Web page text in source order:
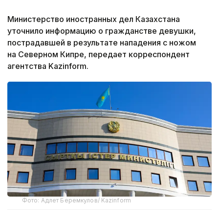
Министерство иностранных дел Казахстана
уточнило информацию о гражданстве девушки,
пострадавшей в результате нападения с ножом
на Северном Кипре, передает корреспондент
агентства Kazinform.
Фото: Адлет Беремкулов/ Kazinform